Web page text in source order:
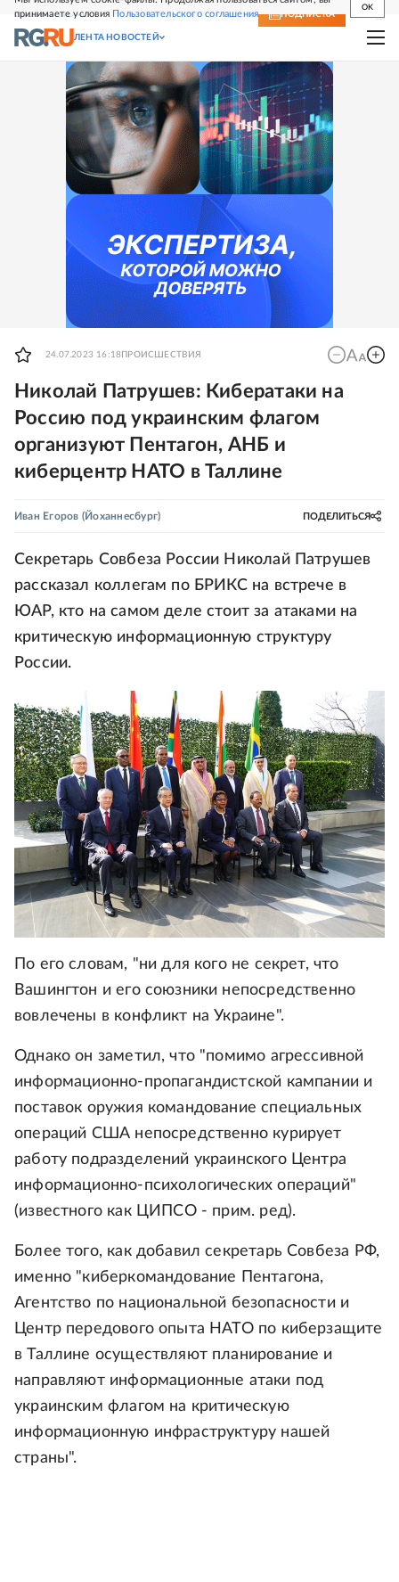
принимаете условия Пользовательского соглашения
OK
СВЕЖИЙ НОМЕР ПОДПИСКА
ЛЕНТА НОВОСТЕЙ
24.07.2023 16:18 ПРОИСШЕСТВИЯ
Николай Патрушев: Кибератаки на
Россию под украинским флагом
организуют Пентагон, АНБ и
киберцентр НАТО в Таллине
Иван Егоров (Йоханнесбург) ПОДЕЛИТЬСЯ
Секретарь Совбеза России Николай Патрушев
рассказал коллегам по БРИКС на встрече в
ЮАР, кто на самом деле стоит за атаками на
критическую информационную структуру
России.
По его словам, "ни для кого не секрет, что
Вашингтон и его союзники непосредственно
вовлечены в конфликт на Украине".
Однако он заметил, что "помимо агрессивной
информационно-пропагандистской кампании и
поставок оружия командование специальных
операций США непосредственно курирует
работу подразделений украинского Центра
информационно-психологических операций"
(известного как ЦИПСО - прим. ред).
Более того, как добавил секретарь Совбеза РФ,
именно "киберкомандование Пентагона,
Агентство по национальной безопасности и
Центр передового опыта НАТО по киберзащите
в Таллине осуществляют планирование и
направляют информационные атаки под
украинским флагом на критическую
информационную инфраструктуру нашей
страны".